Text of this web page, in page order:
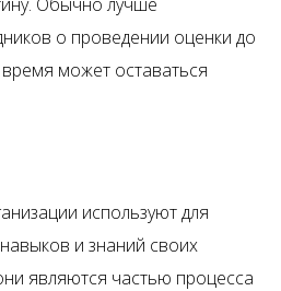
о проведении оценки до
может оставаться
используют для
и знаний своих
являются частью процесса